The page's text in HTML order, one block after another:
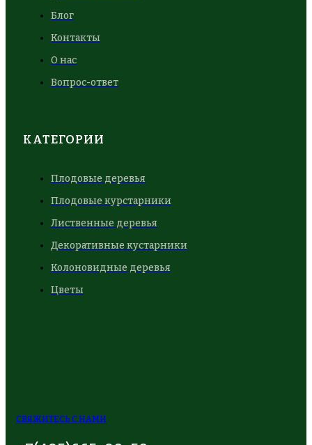
Блог
Контакты
О нас
Вопрос-ответ
КАТЕГОРИИ
Плодовые деревья
Плодовые курстарники
Лиственные деревья
Декоративные кустарники
Колоновидные деревья
Цветы
СВЯЖИТЕСЬ С НАМИ